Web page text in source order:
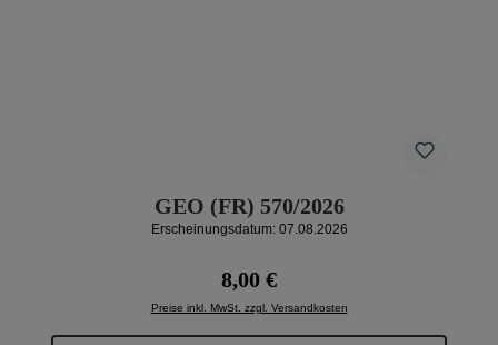
GEO (FR) 570/2026
Erscheinungsdatum: 07.08.2026
Regulärer Preis:
8,00 €
Preise inkl. MwSt. zzgl. Versandkosten